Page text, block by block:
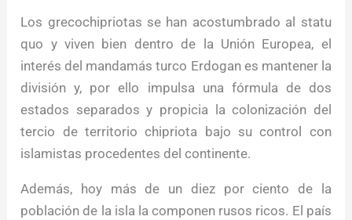
Los grecochipriotas se han acostumbrado al statu
quo y viven bien dentro de la Unión Europea, el
interés del mandamás turco Erdogan es mantener la
división y, por ello impulsa una fórmula de dos
estados separados y propicia la colonización del
tercio de territorio chipriota bajo su control con
islamistas procedentes del continente.
Además, hoy más de un diez por ciento de la
población de la isla la componen rusos ricos. El país